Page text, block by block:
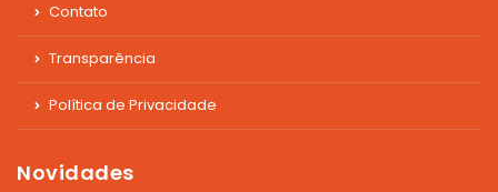
Contato
Transparência
Política de Privacidade
Novidades